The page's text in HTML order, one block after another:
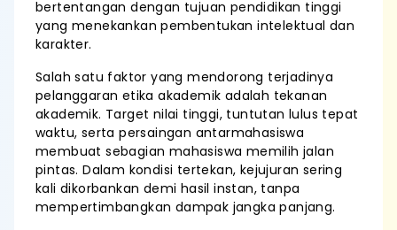
bertentangan dengan tujuan pendidikan tinggi
yang menekankan pembentukan intelektual dan
karakter.
Salah satu faktor yang mendorong terjadinya
pelanggaran etika akademik adalah tekanan
akademik. Target nilai tinggi, tuntutan lulus tepat
waktu, serta persaingan antarmahasiswa
membuat sebagian mahasiswa memilih jalan
pintas. Dalam kondisi tertekan, kejujuran sering
kali dikorbankan demi hasil instan, tanpa
mempertimbangkan dampak jangka panjang.